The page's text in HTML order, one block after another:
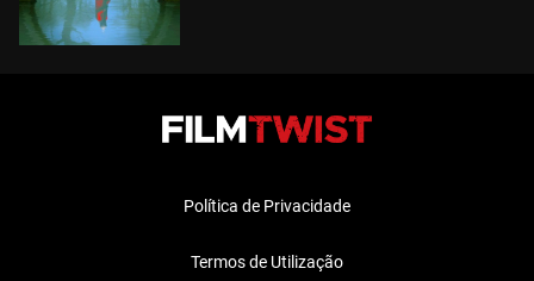
Política de Privacidade
Termos de Utilização